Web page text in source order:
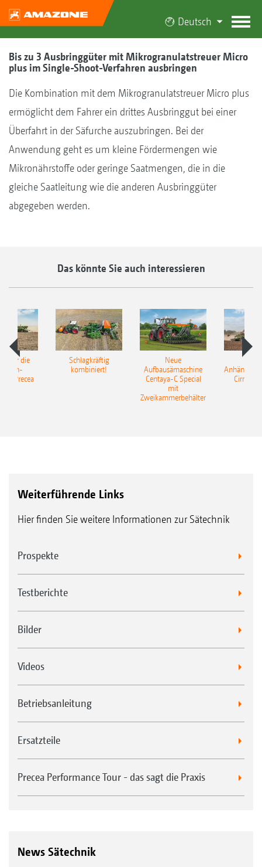
Deutsch
Bis zu 3 Ausbringgüter mit Mikrogranulatstreuer Micro
plus im Single-Shoot-Verfahren ausbringen
Die Kombination mit dem Mikrogranulatstreuer Micro plus
ermöglicht dem Fahrer ein drittes Ausbringgut bei einer
Überfahrt in der Säfurche auszubringen. Bei der
Anwendung geht es um kleine Fördermengen wie
Mikronährstoffe oder geringe Saatmengen, die in die
gleiche Saatleitung wie die anderen Ausbringgüter
abgegeben werden.
Das könnte Sie auch interessieren
für die
Precea
Schlagkräftig
kombiniert!
Neue
Aufbausämaschine
Centaya-C Special
mit
Zweikammerbehälter
Cirrus
Weiterführende Links
Hier finden Sie weitere Informationen zur Sätechnik
Prospekte
Testberichte
Bilder
Videos
Betriebsanleitung
Ersatzteile
Precea Performance Tour - das sagt die Praxis
News Sätechnik